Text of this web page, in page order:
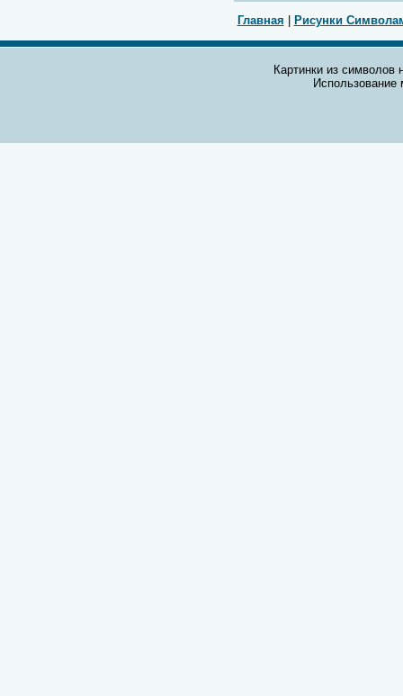
Главная Рисунки
Картинки из символов
Использование